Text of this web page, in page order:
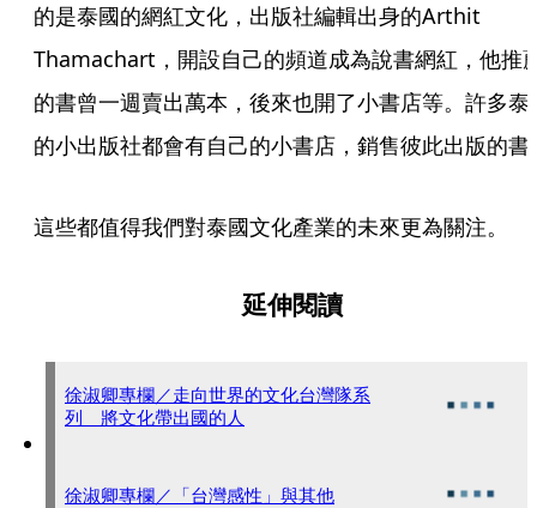
的是泰國的網紅文化，出版社編輯出身的Arthit
Thamachart，開設自己的頻道成為說書網紅，他推
的書曾一週賣出萬本，後來也開了小書店等。許多泰
的小出版社都會有自己的小書店，銷售彼此出版的書
這些都值得我們對泰國文化產業的未來更為關注。
延伸閱讀
徐淑卿專欄／走向世界的文化台灣隊系
列 將文化帶出國的人
徐淑卿專欄／「台灣感性」與其他